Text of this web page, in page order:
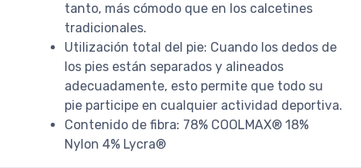
tanto, más cómodo que en los calcetines
tradicionales.
Utilización total del pie: Cuando los dedos de
los pies están separados y alineados
adecuadamente, esto permite que todo su
pie participe en cualquier actividad deportiva.
Contenido de fibra: 78% COOLMAX® 18%
Nylon 4% Lycra®